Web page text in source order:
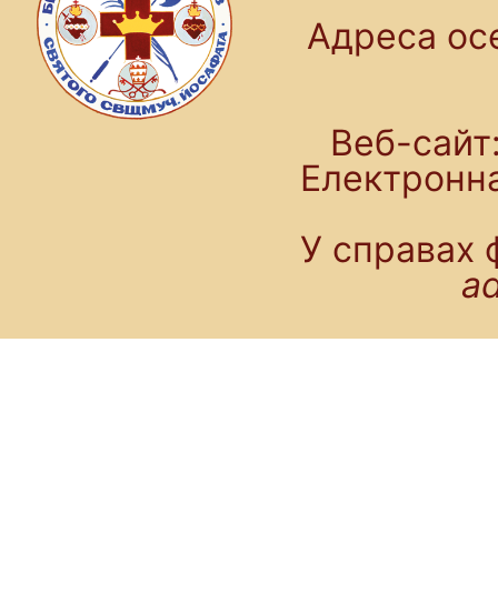
Адреса
Веб-
У справах